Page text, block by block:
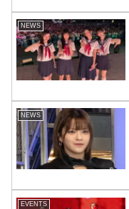
NEWS
NEWS
EVENTS